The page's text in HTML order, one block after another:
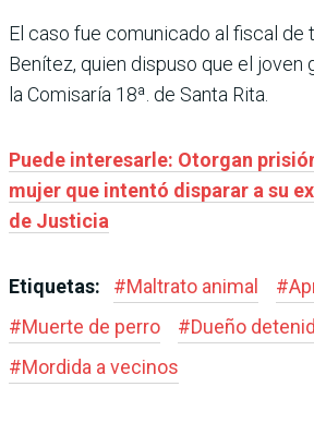
El caso fue comunicado al fiscal de
Benítez, quien dispuso que el joven
la Comisaría 18ª. de Santa Rita.
Puede interesarle: Otorgan
mujer que intentó disparar a su
de Justicia
Etiquetas: #Maltrato animal #
#Muerte de perro #Dueño
#Mordida a vecinos